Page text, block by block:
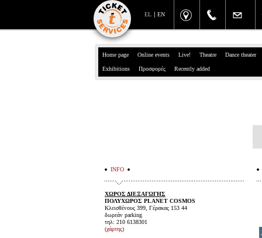
EN
EL
Home page Online events Live! Theatre Dance theater
Exhibitions Προσφορές Recently added
INFO
ΧΩΡΟΣ ΔΙΕΞΑΓΩΓΗΣ
ΠΟΛΥΧΩΡΟΣ PLANET COSMOS
Κλεισθένους 399, Γέρακας 153 44
δωρεάν parking
τηλ: 210 6138301
(χάρτης)